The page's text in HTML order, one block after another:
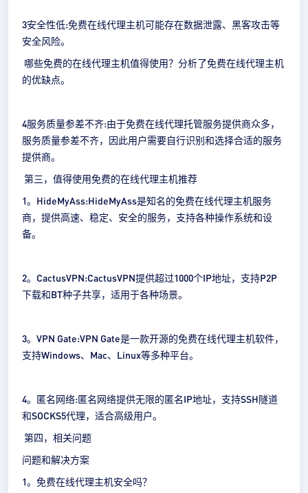
3安全性低:免费在线代理主机可能存在数据泄露、黑客攻击等
安全风险。
哪些免费的在线代理主机值得使用？分析了免费在线代理主机
的优缺点。
4服务质量参差不齐:由于免费在线代理托管服务提供商众多，
服务质量参差不齐，因此用户需要自行识别和选择合适的服务
提供商。
第三，值得使用免费的在线代理主机推荐
1。HideMyAss:HideMyAss是知名的免费在线代理主机服务
商，提供高速、稳定、安全的服务，支持各种操作系统和设
备。
2。CactusVPN:CactusVPN提供超过1000个IP地址，支持P2P
下载和BT种子共享，适用于各种场景。
3。VPN Gate:VPN Gate是一款开源的免费在线代理主机软件，
支持Windows、Mac、Linux等多种平台。
4。匿名网络:匿名网络提供无限的匿名IP地址，支持SSH隧道
和SOCKS5代理，适合高级用户。
第四，相关问题
问题和解决方案
1。免费在线代理主机安全吗？